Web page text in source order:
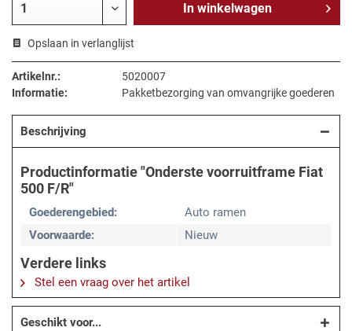
In winkelwagen
Opslaan in verlanglijst
Artikelnr.:
5020007
Informatie:
Pakketbezorging van omvangrijke goederen
Beschrijving
Productinformatie "Onderste voorruitframe Fiat
500 F/R"
Goederengebied:
Auto ramen
Voorwaarde:
Nieuw
Verdere links
Stel een vraag over het artikel
Geschikt voor...